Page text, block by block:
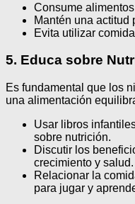
Consume
Mantén una actitud
Evita utilizar
5. Educa sobre
Es fundamental que los
una alimentación
Usar libros
sobre nutrición.
Discutir los
crecimiento y salud.
Relacionar la
para jugar y